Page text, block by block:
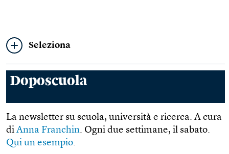
Seleziona
Doposcuola
La newsletter su scuola, università e ricerca. A cura
di Anna Franchin. Ogni due settimane, il sabato.
Qui un esempio.